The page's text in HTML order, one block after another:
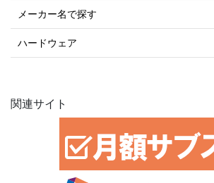
メーカー名で探す
ハードウェア
関連サイト